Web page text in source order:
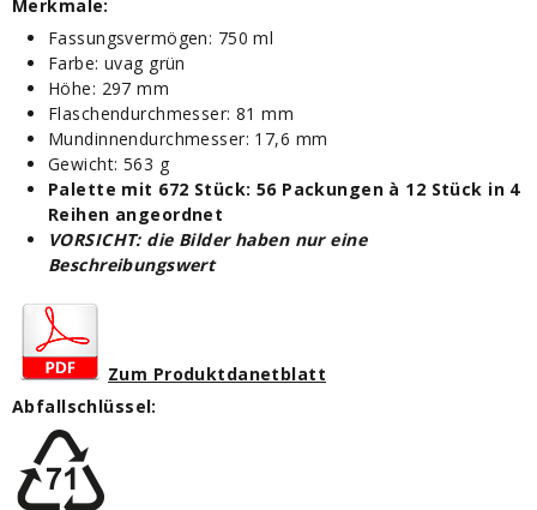
Merkmale:
Fassungsvermögen: 750 ml
Farbe: uvag grün
Höhe: 297 mm
Flaschendurchmesser: 81 mm
Mundinnendurchmesser: 17,6 mm
Gewicht: 563 g
Palette mit 672 Stück: 56 Packungen à 12 Stück in 4
Reihen angeordnet
VORSICHT: die Bilder haben nur eine
Beschreibungswert
Zum Produktdanetblatt
Abfallschlüssel: